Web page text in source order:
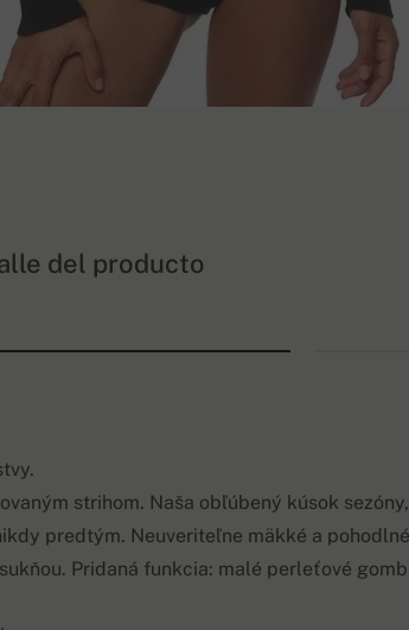
del producto
strihom. Naša obľúbený kúsok
predtým. Neuveriteľne mäkké a
Pridaná funkcia: malé perleťové